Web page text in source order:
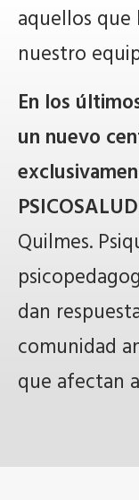
aquellos que
nuestro
En los
un nuevo
Quilmes.
dan
comunidad
que afectan